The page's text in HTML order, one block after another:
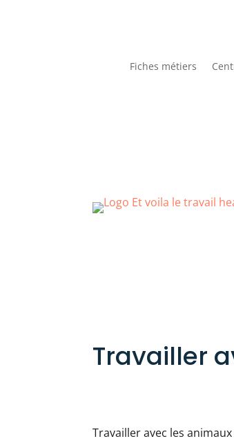
Fiches métiers
Travailler
Travailler avec les